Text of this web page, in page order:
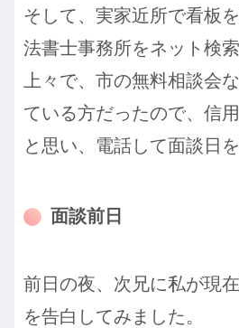
そして、実家近所で看板
法書士事務所をネット検
上々で、市の無料相談会
ている方だったので、信
と思い、電話して面談日
面談前日
前日の夜、次兄に私が現
を告白してみました。